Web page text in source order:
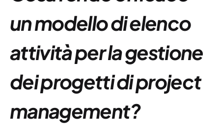
un modello di elenco
attività per la gestione
dei progetti di project
management?